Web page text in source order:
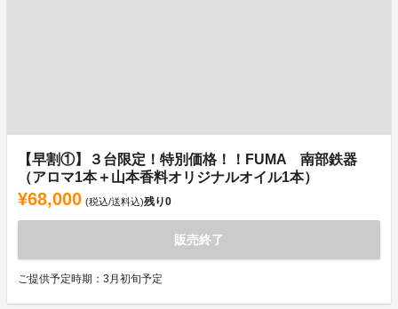
【早割①】３台限定！特別価格！！FUMA 南部鉄器
（アロマ1本＋山本香料オリジナルオイル1本）
¥68,000 (税込/送料込)残り0
販売終了
ご提供予定時期：3月初旬予定